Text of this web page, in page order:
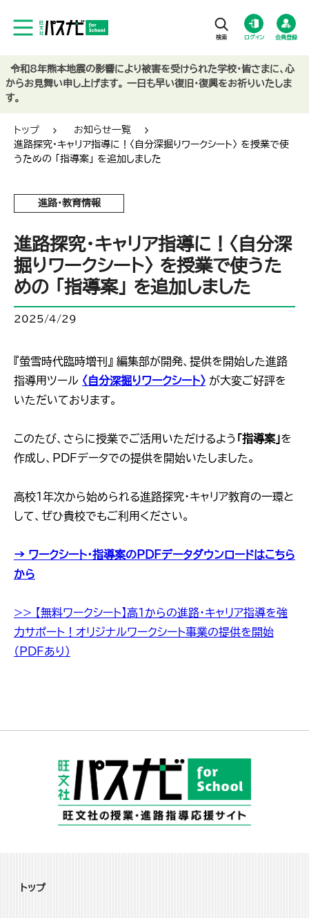
ログイン 会員登録
トップ
お知らせ一覧
進路探究・キャリア指導に！〈自分深掘りワークシート〉 を授業で使
うための 「指導案」 を追加しました
進路・教育情報
進路探究・キャリア指導に！〈自分深
掘りワークシート〉 を授業で使うた
めの 「指導案」 を追加しました
2025/4/29
『螢雪時代臨時増刊』 編集部が開発、提供を開始した進路
指導用ツール 〈自分深掘りワークシート〉 が大変ご好評を
いただいております。
このたび、さらに授業でご活用いただけるよう 「指導案」を
作成し、PDFデータでの提供を開始いたしました。
高校1年次から始められる進路探究・キャリア教育の一環と
して、ぜひ貴校でもご利用ください。
→ ワークシート・指導案のPDFデータダウンロードはこちら
から
>> 【無料ワークシート】高1からの進路・キャリア指導を強
力サポート！オリジナルワークシート事業の提供を開始
（PDFあり）
トップ
令和8年熊本地震の影響により被害を受けられた学校・皆さまに、心
からお見舞い申し上げます。 一日も早い復旧・復興をお祈りいたしま
す。